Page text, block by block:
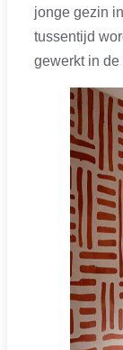
jonge gezin
tussentijd
gewerkt in de